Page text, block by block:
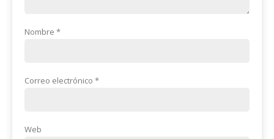
Nombre *
Correo electrónico *
Web